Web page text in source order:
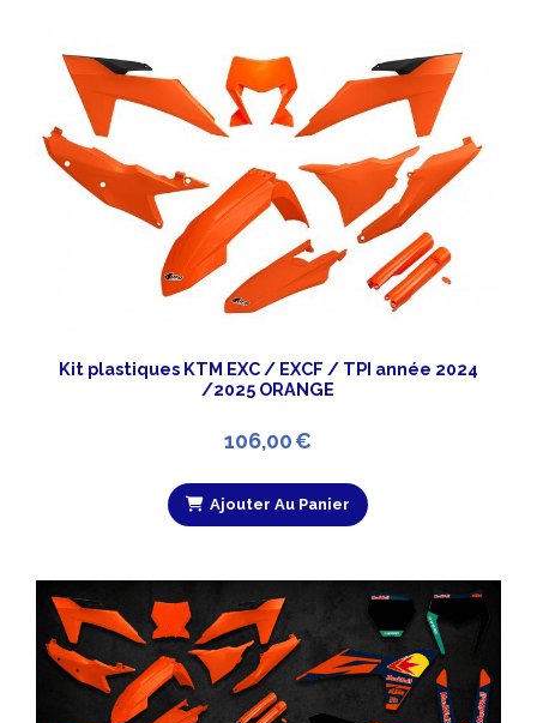
Kit plastiques KTM EXC / EXCF / TPI année 2024
/2025 ORANGE
106,00€
Ajouter Au Panier